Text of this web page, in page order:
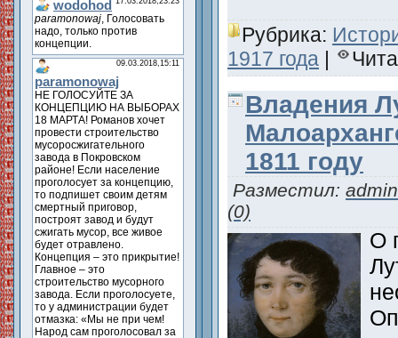
Рубрика:
1917 года |
Владения
1811 году
Разместил: admin
(0)
О